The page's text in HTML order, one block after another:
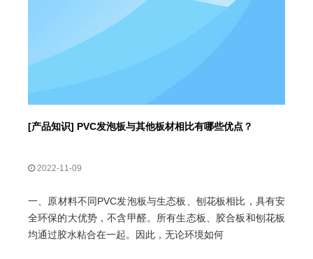
[产品知识] PVC发泡板与其他板材相比有哪些优点？
2022-11-09
一、原材料不同PVC发泡板与生态板、刨花板相比，具有安
全环保的大优势，不含甲醛。所有生态板、胶合板和刨花板
均通过胶水粘合在一起。因此，无论环境如何